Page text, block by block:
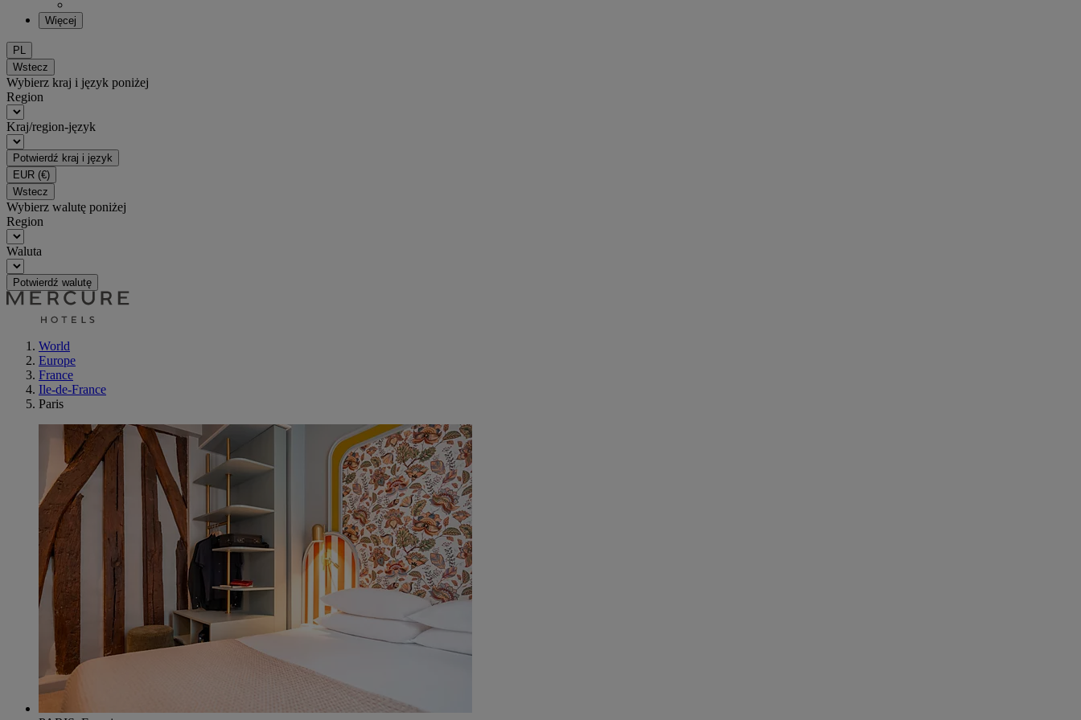
Więcej
PL
Wstecz
Wybierz kraj i język poniżej
Region
Kraj/region-język
Potwierdź kraj i język
EUR (€)
Wstecz
Wybierz walutę poniżej
Region
Waluta
Potwierdź walutę
World
Europe
France
Ile-de-France
Paris